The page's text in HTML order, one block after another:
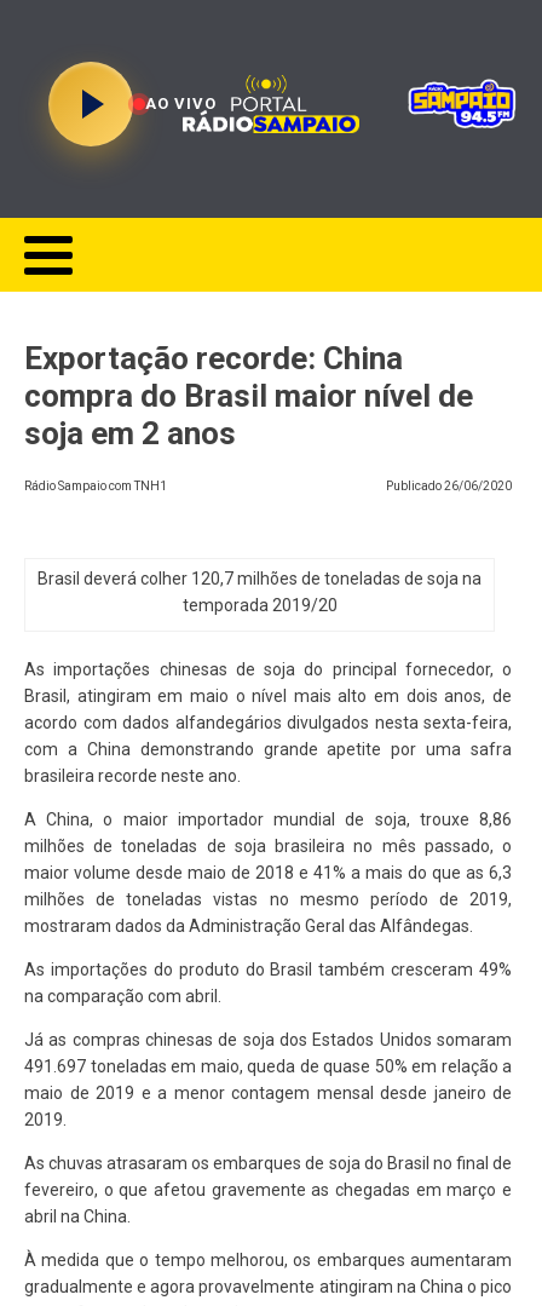
AO VIVO
Exportação recorde: China
compra do Brasil maior nível de
soja em 2 anos
Rádio Sampaio com TNH1 Publicado26/06/2020
Brasil deverá colher 120,7 milhões de toneladas de soja na
temporada 2019/20
As importações chinesas de soja do principal fornecedor, o
Brasil, atingiram em maio o nível mais alto em dois anos, de
acordo com dados alfandegários divulgados nesta sexta-feira,
com a China demonstrando grande apetite por uma safra
brasileira recorde neste ano.
A China, o maior importador mundial de soja, trouxe 8,86
milhões de toneladas de soja brasileira no mês passado, o
maior volume desde maio de 2018 e 41% a mais do que as 6,3
milhões de toneladas vistas no mesmo período de 2019,
mostraram dados da Administração Geral das Alfândegas.
As importações do produto do Brasil também cresceram 49%
na comparação com abril.
Já as compras chinesas de soja dos Estados Unidos somaram
491.697 toneladas em maio, queda de quase 50% em relação a
maio de 2019 e a menor contagem mensal desde janeiro de
2019.
As chuvas atrasaram os embarques de soja do Brasil no final de
fevereiro, o que afetou gravemente as chegadas em março e
abril na China.
À medida que o tempo melhorou, os embarques aumentaram
gradualmente e agora provavelmente atingiram na China o pico